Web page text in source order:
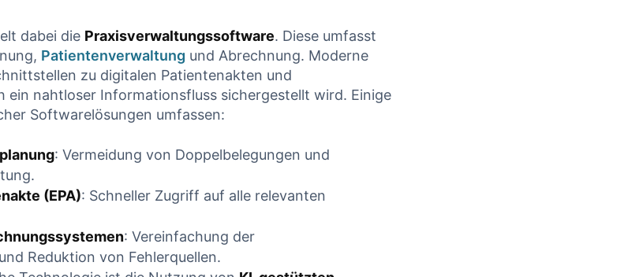
dabei die Praxisverwaltungssoftware. Diese umfasst
Patientenverwaltung und Abrechnung. Moderne
zu digitalen Patientenakten und
ein nahtloser Informationsfluss sichergestellt wird. Einige
Softwarelösungen umfassen:
: Vermeidung von Doppelbelegungen und
(EPA): Schneller Zugriff auf alle relevanten
: Vereinfachung der
Reduktion von Fehlerquellen.